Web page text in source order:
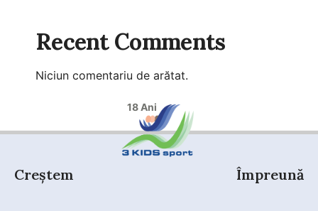
Recent Comments
Niciun comentariu de arătat.
18 Ani
Creștem Împreună